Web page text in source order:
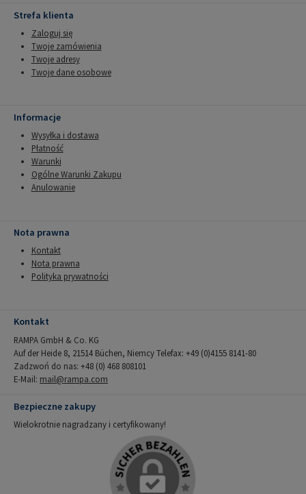
Strefa klienta
Zaloguj się
Twoje zamówienia
Twoje adresy
Twoje dane osobowe
Informacje
Wysyłka i dostawa
Płatność
Warunki
Ogólne Warunki Zakupu
Anulowanie
Nota prawna
Kontakt
Nota prawna
Polityka prywatności
Kontakt
RAMPA GmbH & Co. KG
Auf der Heide 8, 21514 Büchen, Niemcy Telefax: +49 (0)4155 8141-80
Zadzwoń do nas: +48 (0) 468 808101
E-Mail: mail@rampa.com
Bezpieczne zakupy
Wielokrotnie nagradzany i certyfikowany!